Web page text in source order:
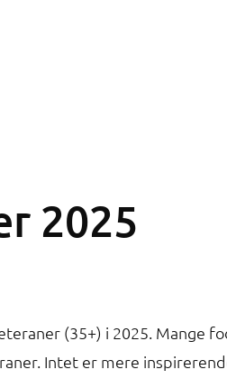
2025
(35+) i 2025. Mange
Intet er mere